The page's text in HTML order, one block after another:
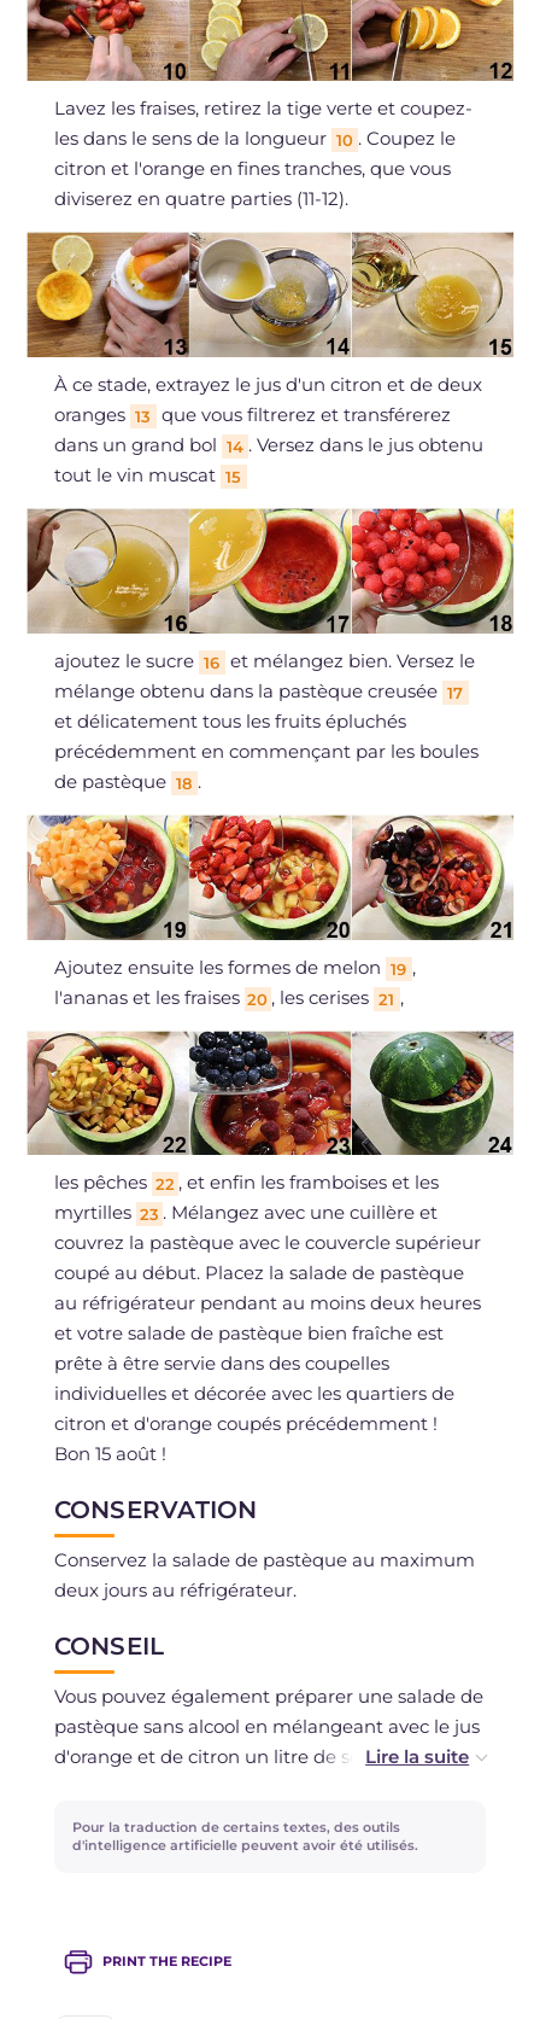
Lavez les fraises, retirez la tige verte et coupez-
les dans le sens de la longueur 10 . Coupez le
citron et l'orange en fines tranches, que vous
diviserez en quatre parties (11-12).
À ce stade, extrayez le jus d'un citron et de deux
oranges 13
que vous filtrerez et transférerez
dans un grand bol 14 . Versez dans le jus obtenu
tout le vin muscat 15
ajoutez le sucre 16 et mélangez bien. Versez le
mélange obtenu dans la pastèque creusée 17
et délicatement tous les fruits épluchés
précédemment en commençant par les boules
de pastèque 18 .
Ajoutez ensuite les formes de melon 19 ,
l'ananas et les fraises 20 , les cerises 21 ,
les pêches 22 , et enfin les framboises et les
myrtilles 23 . Mélangez avec une cuillère et
couvrez la pastèque avec le couvercle supérieur
coupé au début. Placez la salade de pastèque
au réfrigérateur pendant au moins deux heures
et votre salade de pastèque bien fraîche est
prête à être servie dans des coupelles
individuelles et décorée avec les quartiers de
citron et d'orange coupés précédemment !
Bon 15 août !
CONSERVATION
Conservez la salade de pastèque au maximum
deux jours au réfrigérateur.
CONSEIL
Vous pouvez également préparer une salade de
pastèque sans alcool en mélangeant avec le jus
d'orange et de citron un litre de soda ou de jus
entre amis, vous pouvez rendre la salade de
pastèque plus alcoolisée en mélangeant un
remplacer les fruits par ceux que vous préférez
Pour la traduction de certains textes, des outils
d'intelligence artificielle peuvent avoir été utilisés.
PRINT THE RECIPE